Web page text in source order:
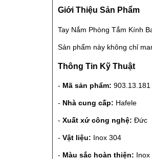
Giới Thiệu Sản Phẩm
Tay Nắm Phòng Tắm Kính
Sản phẩm này không chỉ
Thông Tin Kỹ Thuật
- Mã sản phẩm: 903.13.181
- Nhà cung cấp: Hafele
- Xuất xứ công nghệ: Đức
- Vật liệu: Inox 304
- Màu sắc hoàn thiện: Inox